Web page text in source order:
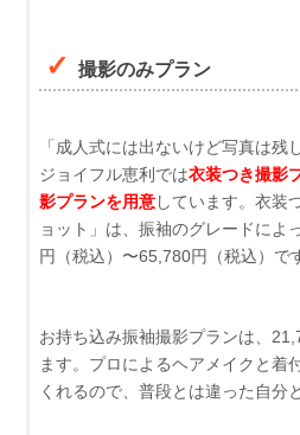
撮影のみプラン
「成人式には出ないけど写真は残
ジョイフル恵利では衣装つき撮影
影プランを用意しています。衣装
ョット」は、振袖のグレードによ
円（税込）〜65,780円（税込）で
お持ち込み振袖撮影プランは、
ます。プロによるヘアメイクと着
くれるので、普段とは違った自分